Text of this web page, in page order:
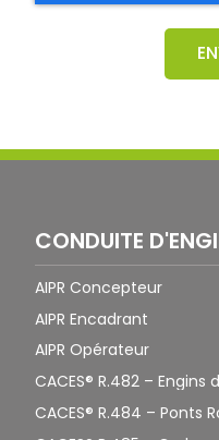
CONDUITE
AIPR Concepteur
AIPR Encadrant
AIPR Opérateur
CACES® R.482 –
CACES® R.484 – Ponts